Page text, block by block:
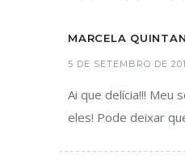
MARCELA
5 DE SETEMBRO DE
Ai que delícia!!! Meu
eles! Pode deixar